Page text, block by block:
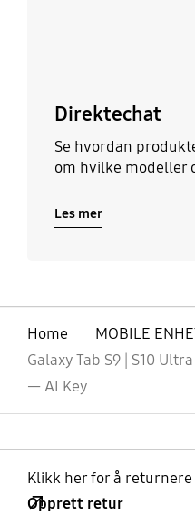
Direktechat
Se hvordan
om hvilke modeller
Les mer
Home MOBILE
Galaxy Tab S9 | S10
— AI Key
Klikk her for å
Opprett retur